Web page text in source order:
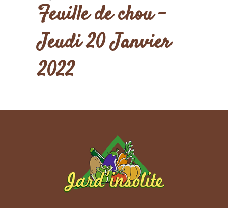
Feuille de chou –
Jeudi 20 Janvier
2022